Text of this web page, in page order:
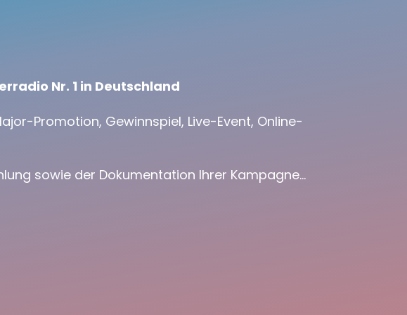
Nr. 1 in Deutschland
Promotion, Gewinnspiel, Live-Event, Online-
sowie der Dokumentation Ihrer Kampagne…